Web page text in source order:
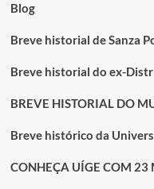
Blog
Breve historial de Sanza
Breve historial do ex-
BREVE HISTORIAL DO
Breve histórico da
CONHEÇA UÍGE COM 23